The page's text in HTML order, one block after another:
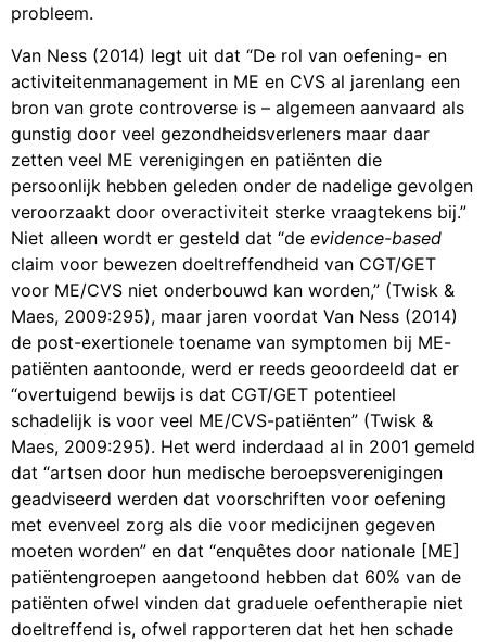
probleem.
Van Ness (2014) legt uit dat “De rol van oefening- en
activiteitenmanagement in ME en CVS al jarenlang een
bron van grote controverse is – algemeen aanvaard als
gunstig door veel gezondheidsverleners maar daar
zetten veel ME verenigingen en patiënten die
persoonlijk hebben geleden onder de nadelige gevolgen
veroorzaakt door overactiviteit sterke vraagtekens bij.”
Niet alleen wordt er gesteld dat “de evidence-based
claim voor bewezen doeltreffendheid van CGT/GET
voor ME/CVS niet onderbouwd kan worden,” (Twisk &
Maes, 2009:295), maar jaren voordat Van Ness (2014)
de post-exertionele toename van symptomen bij ME-
patiënten aantoonde, werd er reeds geoordeeld dat er
“overtuigend bewijs is dat CGT/GET potentieel
schadelijk is voor veel ME/CVS-patiënten” (Twisk &
Maes, 2009:295). Het werd inderdaad al in 2001 gemeld
dat “artsen door hun medische beroepsverenigingen
geadviseerd werden dat voorschriften voor oefening
met evenveel zorg als die voor medicijnen gegeven
moeten worden” en dat “enquêtes door nationale [ME]
patiëntengroepen aangetoond hebben dat 60% van de
patiënten ofwel vinden dat graduele oefentherapie niet
doeltreffend is, ofwel rapporteren dat het hen schade